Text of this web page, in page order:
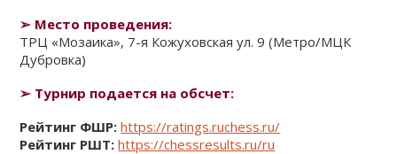
➢ Место проведения:
ТРЦ «Мозаика», 7-я Кожуховская ул. 9 (Метро/МЦК
Дубровка)
➢ Турнир подается на обсчет:
Рейтинг ФШР: https://ratings.ruchess.ru/
Рейтинг РШТ: https://chessresults.ru/ru